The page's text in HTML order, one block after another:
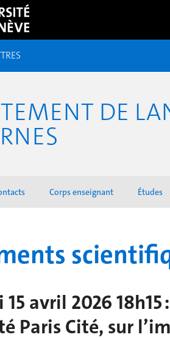
DE
Corps enseignant Études
avril 2026 18h15
Paris Cité, sur